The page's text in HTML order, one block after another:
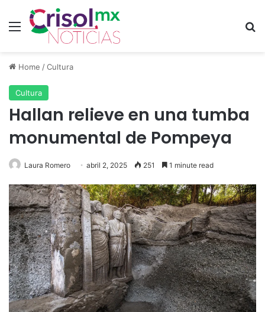
Menu
Home /Cultura
Cultura
Hallan relieve en una tumba
monumental de Pompeya
Laura Romero abril 2, 2025 251 1 minute read